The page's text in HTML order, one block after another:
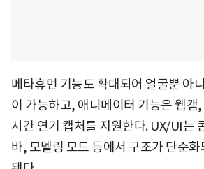
메타휴먼 기능도 확대되어 얼굴뿐 아
이 가능하고, 애니메이터 기능은 웹캠
시간 연기 캡처를 지원한다. UX/UI는
바, 모델링 모드 등에서 구조가 단순